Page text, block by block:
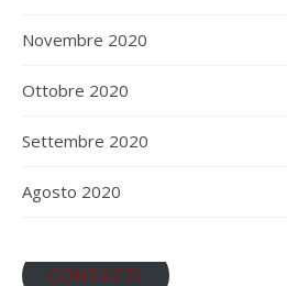
Novembre 2020
Ottobre 2020
Settembre 2020
Agosto 2020
CONTATTI